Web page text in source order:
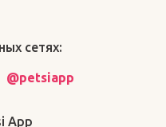
сетях:
@petsiapp
App